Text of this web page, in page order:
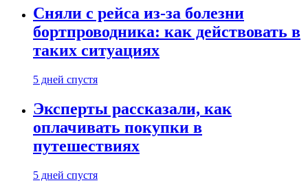
Сняли с рейса из-за болезни
бортпроводника: как действовать в
таких ситуациях
5 дней спустя
Эксперты рассказали, как
оплачивать покупки в
путешествиях
5 дней спустя